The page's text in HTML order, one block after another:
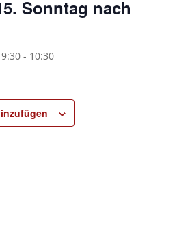
Sonntag nach
- 10:30